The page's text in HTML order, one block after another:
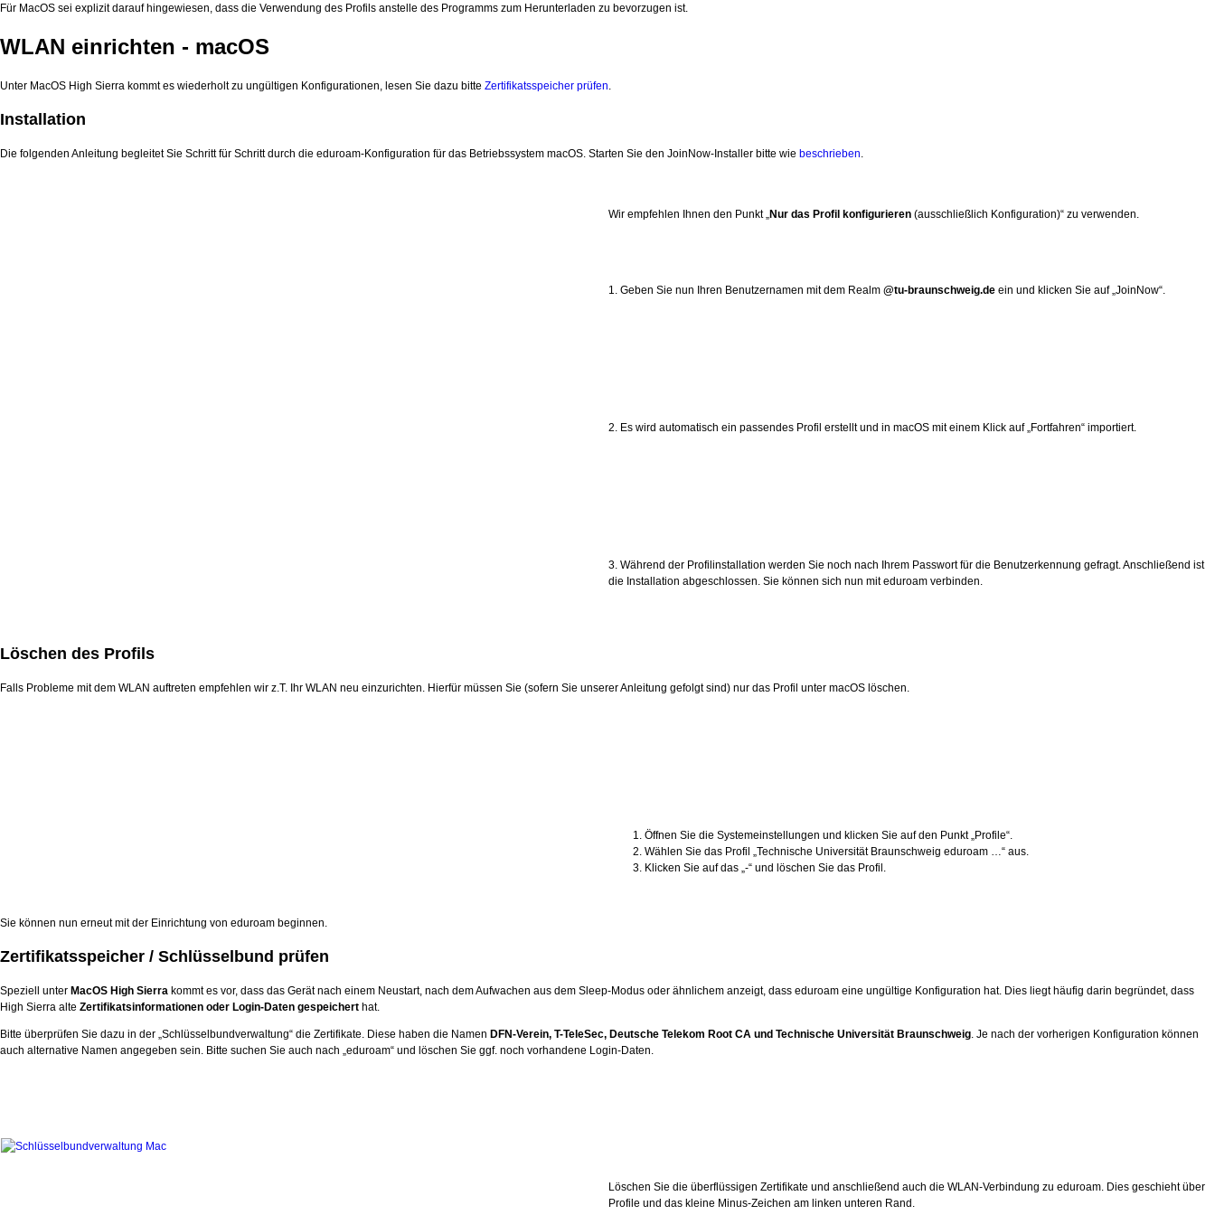
Für MacOS sei explizit darauf hingewiesen, dass die Verwendung des Profils anstelle des Programms zum Herunterladen zu bevorzugen ist.
WLAN einrichten - macOS
Unter MacOS High Sierra kommt es wiederholt zu ungültigen Konfigurationen, lesen Sie dazu bitte Zertifikatsspeicher prüfen.
Installation
Die folgenden Anleitung begleitet Sie Schritt für Schritt durch die eduroam-Konfiguration für das Betriebssystem macOS. Starten Sie den JoinNow-Installer bitte wie beschrieben.
Wir empfehlen Ihnen den Punkt „Nur das Profil konfigurieren (ausschließlich Konfiguration)“ zu verwenden.
1. Geben Sie nun Ihren Benutzernamen mit dem Realm @tu-braunschweig.de ein und klicken Sie auf „JoinNow“.
2. Es wird automatisch ein passendes Profil erstellt und in macOS mit einem Klick auf „Fortfahren“ importiert.
3. Während der Profilinstallation werden Sie noch nach Ihrem Passwort für die Benutzerkennung gefragt. Anschließend ist
die Installation abgeschlossen. Sie können sich nun mit eduroam verbinden.
Löschen des Profils
Falls Probleme mit dem WLAN auftreten empfehlen wir z.T. Ihr WLAN neu einzurichten. Hierfür müssen Sie (sofern Sie unserer Anleitung gefolgt sind) nur das Profil unter macOS löschen.
Öffnen Sie die Systemeinstellungen und klicken Sie auf den Punkt „Profile“.
Wählen Sie das Profil „Technische Universität Braunschweig eduroam …“ aus.
Klicken Sie auf das „-“ und löschen Sie das Profil.
Sie können nun erneut mit der Einrichtung von eduroam beginnen.
Zertifikatsspeicher / Schlüsselbund prüfen
Speziell unter MacOS High Sierra kommt es vor, dass das Gerät nach einem Neustart, nach dem Aufwachen aus dem Sleep-Modus oder ähnlichem anzeigt, dass eduroam eine ungültige Konfiguration hat. Dies liegt häufig darin begründet, dass
High Sierra alte Zertifikatsinformationen oder Login-Daten gespeichert hat.
Bitte überprüfen Sie dazu in der „Schlüsselbundverwaltung“ die Zertifikate. Diese haben die Namen DFN-Verein, T-TeleSec, Deutsche Telekom Root CA und Technische Universität Braunschweig . Je nach der vorherigen Konfiguration können
auch alternative Namen angegeben sein. Bitte suchen Sie auch nach „eduroam“ und löschen Sie ggf. noch vorhandene Login-Daten.
Löschen Sie die überflüssigen Zertifikate und anschließend auch die WLAN-Verbindung zu eduroam. Dies geschieht über
Profile und das kleine Minus-Zeichen am linken unteren Rand.